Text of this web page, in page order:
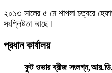
২০১৩ সালের ৫ মে শাপলা চত্বরে
সংশ্লিষ্টতা আছে।
প্রধান কার্যালয়
ফুট ওভার ব্রীজ সংলগ্ন,আর.ডি.এ